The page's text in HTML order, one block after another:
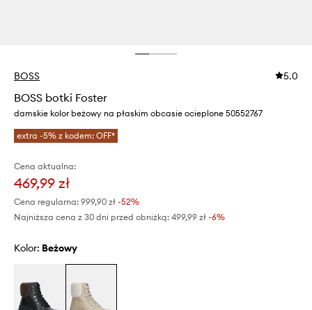
BOSS 5.0
BOSS botki Foster
damskie kolor beżowy na płaskim obcasie ocieplone 50552767
extra -5% z kodem: OFF*
Cena aktualna:
469,99 zł
Cena regularna: 999,90 zł -52%
Najniższa cena z 30 dni przed obniżką: 499,99 zł -6%
Kolor: beżowy